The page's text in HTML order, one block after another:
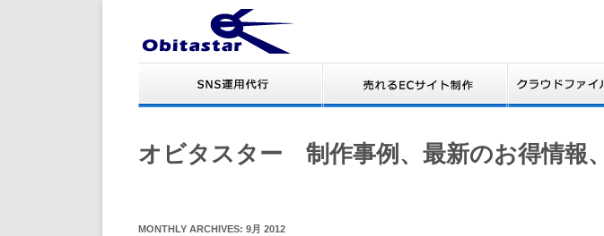
オビタスター 制作事例、最新のお得情報
MONTHLY ARCHIVES: 9月 2012